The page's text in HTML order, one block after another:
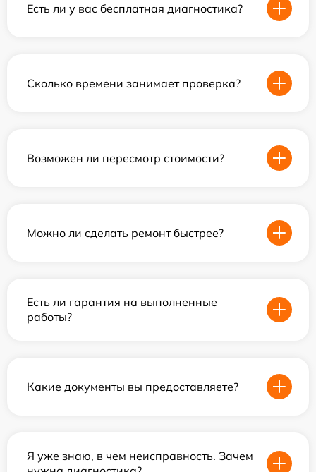
Есть ли у вас бесплатная диагностика?
Сколько времени занимает проверка?
Возможен ли пересмотр стоимости?
Можно ли сделать ремонт быстрее?
Есть ли гарантия на выполненные
работы?
Какие документы вы предоставляете?
Я уже знаю, в чем неисправность. Зачем